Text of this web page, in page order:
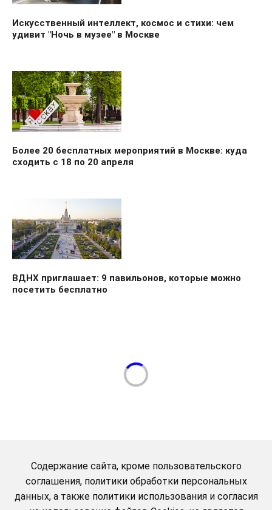
Искусственный интеллект, космос и стихи: чем
удивит "Ночь в музее" в Москве
Более 20 бесплатных мероприятий в Москве: куда
сходить с 18 по 20 апреля
ВДНХ приглашает: 9 павильонов, которые можно
посетить бесплатно
Содержание сайта, кроме пользовательского
соглашения, политики обработки персональных
данных, а также политики использования и согласия